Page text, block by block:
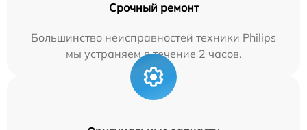
Срочный ремонт
Большинство неисправностей техники Philips
мы устраняем в течение 2 часов.